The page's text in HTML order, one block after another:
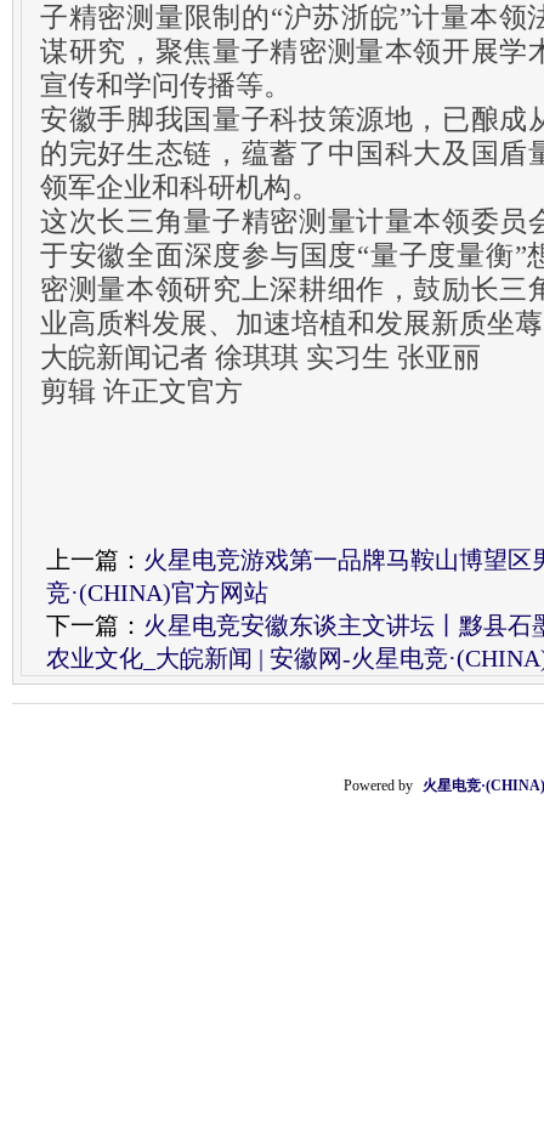
子精密测量限制的“沪苏浙皖”计量本领
谋研究，聚焦量子精密测量本领开展学
宣传和学问传播等。
安徽手脚我国量子科技策源地，已酿成
的完好生态链，蕴蓄了中国科大及国盾
领军企业和科研机构。
这次长三角量子精密测量计量本领委员
于安徽全面深度参与国度“量子度量衡”
密测量本领研究上深耕细作，鼓励长三
业高质料发展、加速培植和发展新质坐
大皖新闻记者 徐琪琪 实习生 张亚丽
剪辑 许正文官方
上一篇： 火星电竞游戏第一品牌马鞍山博望
竞·(CHINA)官方网站
下一篇： 火星电竞安徽东谈主文讲坛丨黟县
农业文化_大皖新闻 | 安徽网-火星电竞
Powered by 火星电竞